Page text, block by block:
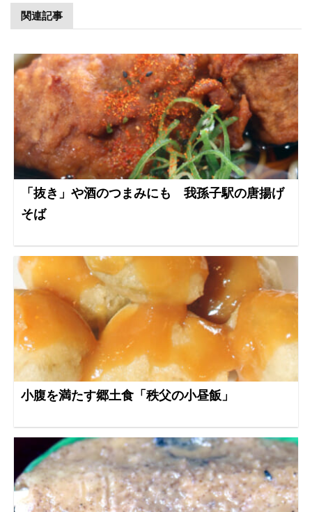
関連記事
「抜き」や酒のつまみにも 我孫子駅の唐揚げ
そば
小腹を満たす郷土食「秩父の小昼飯」